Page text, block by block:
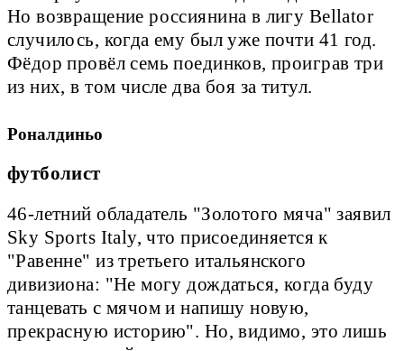
Но возвращение россиянина в лигу Bellator
случилось, когда ему был уже почти 41 год.
Фёдор провёл семь поединков, проиграв три
из них, в том числе два боя за титул.
Роналдиньо
футболист
46-летний обладатель "Золотого мяча" заявил
Sky Sports Italy, что присоединяется к
"Равенне" из третьего итальянского
дивизиона: "Не могу дождаться, когда буду
танцевать с мячом и напишу новую,
прекрасную историю". Но, видимо, это лишь